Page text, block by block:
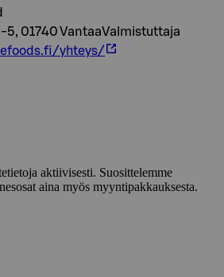
5, 01740 VantaaValmistuttaja
yhteys/
aktiivisesti. Suosittelemme
aina myös myyntipakkauksesta.